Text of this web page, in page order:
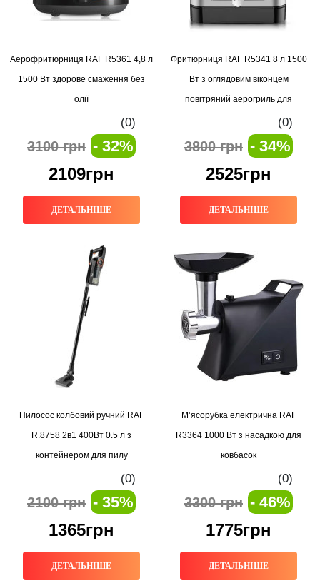
Аерофритюрниця RAF R5361 4,8 л
1500 Вт здорове смаження без
олії
(0)
3100 грн - 32%
2109грн
ДЕТАЛЬНІШЕ
Фритюрниця RAF R5341 8 л 1500
Вт з оглядовим віконцем
повітряний аерогриль для
здорового харчування(0)
3800 грн - 34%
2525грн
ДЕТАЛЬНІШЕ
Пилосос колбовий ручний RAF
R.8758 2в1 400Вт 0.5 л з
контейнером для пилу
(0)
2100 грн - 35%
1365грн
ДЕТАЛЬНІШЕ
М’ясорубка електрична RAF
R3364 1000 Вт з насадкою для
ковбасок
(0)
3300 грн - 46%
1775грн
ДЕТАЛЬНІШЕ